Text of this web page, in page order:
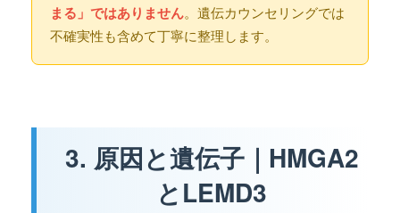
まる」ではありません。遺伝カウンセリングでは
不確実性も含めて丁寧に整理します。
3. 原因と遺伝子｜HMGA2
とLEMD3